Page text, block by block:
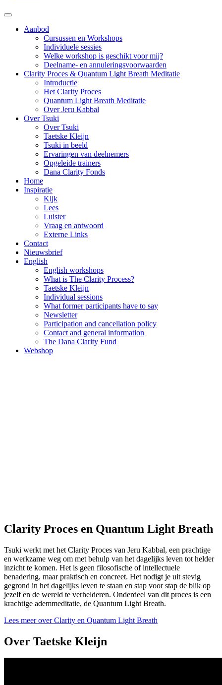
Aanbod
Cursussen en Workshops
Individuele sessies
Welke workshop is geschikt voor mij?
Deelname- en annuleringsvoorwaarden
Clarity Proces & Quantum Light Breath Meditatie
Introductie
Het Clarity Proces
Quantum Light Breath Meditatie
Over Jeru Kabbal
Over Tsuki
Over Tsuki
Taetske Kleijn
Tsuki in beeld
Ervaringen van deelnemers
Opgeleide trainers
Dana Clarity Fonds
Home
Inspiratie
Kijk
Lees
Luister
Vraag en antwoord
Externe Links
Contact
Nieuwsbrief
English
English workshops
What is The Clarity Process?
Taetske Kleijn
Individual sessions
What former participants have to say
Newsletter
Participation and cancellation policy
Contact and general information
The Dana Clarity Fund
Webshop
Clarity Proces en Quantum Light Breath
Tsuki werkt met het Clarity Proces van Jeru Kabbal, een prachtige
en werkzame weg om met behulp van het dagelijks leven tot helder
inzicht te komen. Het is geen filosofische of intellectuele
benadering, maar praktisch en concreet. Het nodigt je uit stevig
gegrond in het dagelijks leven te staan en stap voor stap de blik op
jezelf en de wereld te verhelderen. Onderdeel van dit proces is een
krachtige ademmeditatie, de Quantum Light Breath.
Lees meer over Clarity en Quantum Light Breath
Over Taetske Kleijn